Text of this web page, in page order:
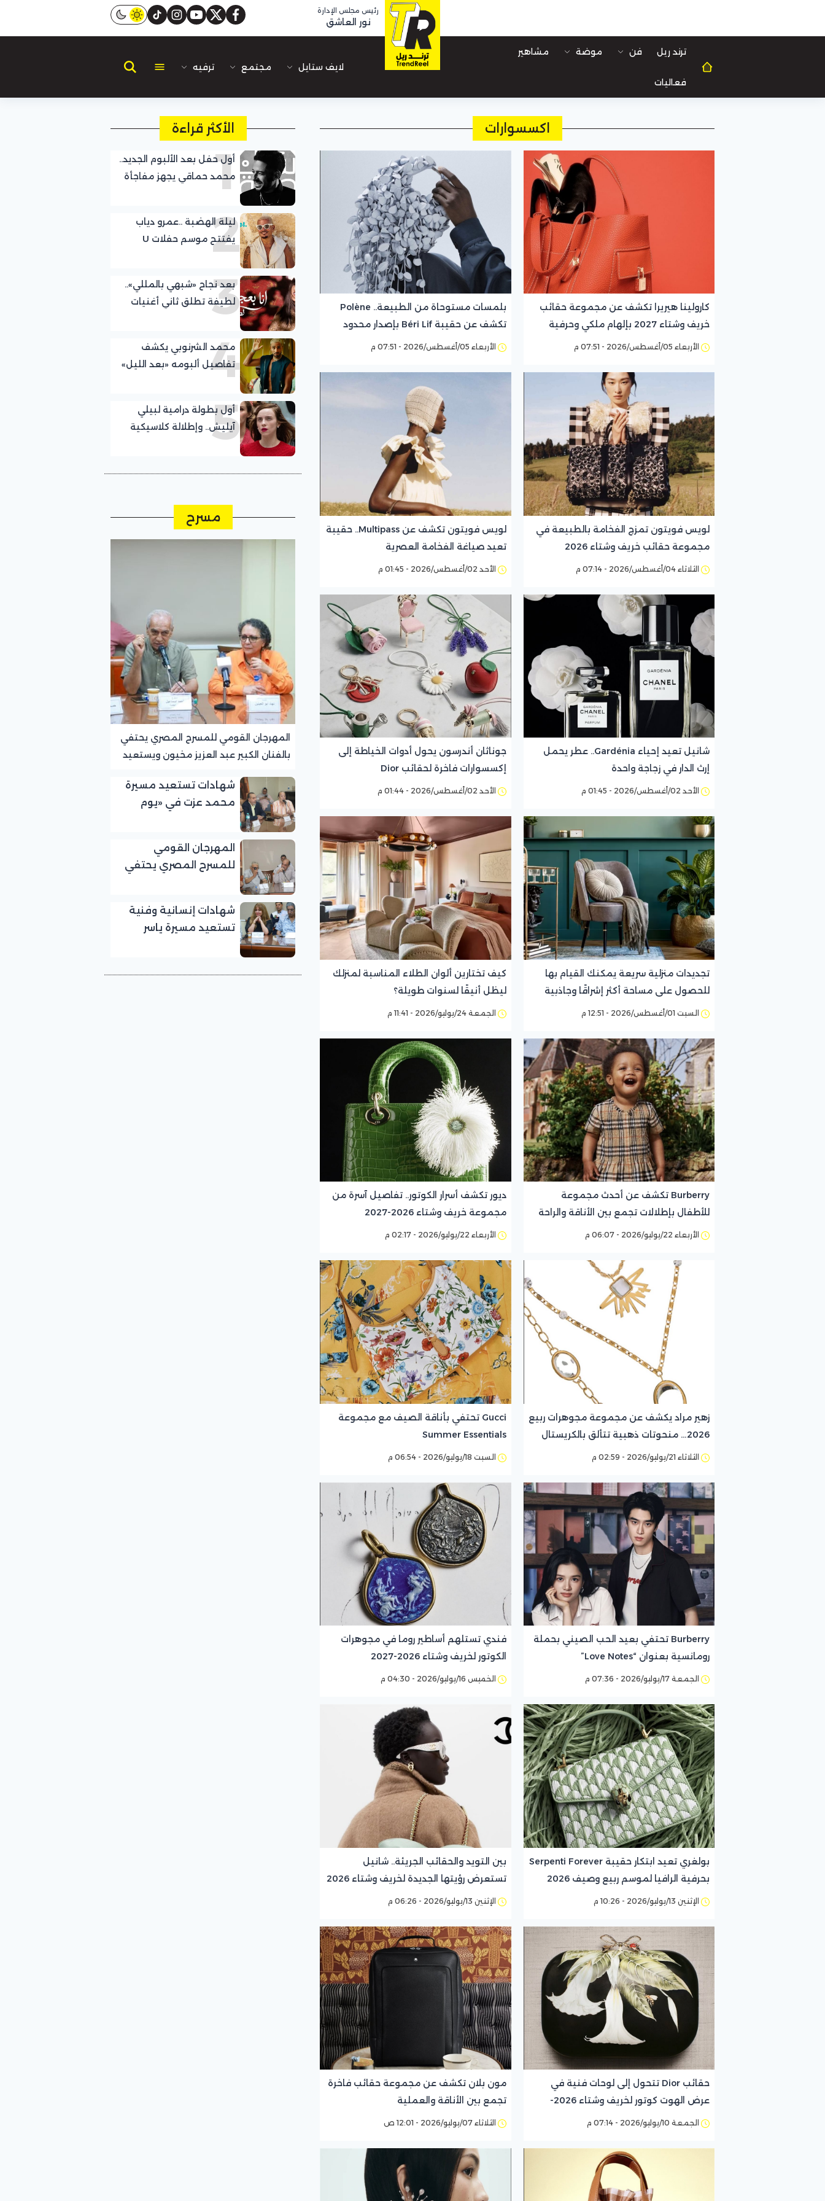
رئيس مجلس الإدارة
نور العاشق facebook
twitter
youtube
instagram
tiktok
ترند ريل فن موضة مشاهير
فعاليات
لايف ستايل مجتمع ترفيه
اكسسوارات
كارولينا هيريرا تكشف عن مجموعة حقائب
خريف وشتاء 2027 بإلهام ملكي وحرفية
إسبانية
الأربعاء 05/أغسطس/2026 - 07:51 م
بلمسات مستوحاة من الطبيعة.. Polène
تكشف عن حقيبة Béri Lif بإصدار محدود
الأربعاء 05/أغسطس/2026 - 07:51 م
لويس فويتون تمزج الفخامة بالطبيعة في
مجموعة حقائب خريف وشتاء 2026
الثلاثاء 04/أغسطس/2026 - 07:14 م
لويس فويتون تكشف عن Multipass.. حقيبة
تعيد صياغة الفخامة العصرية
الأحد 02/أغسطس/2026 - 01:45 م
شانيل تعيد إحياء Gardénia.. عطر يحمل
إرث الدار في زجاجة واحدة
الأحد 02/أغسطس/2026 - 01:45 م
جوناثان أندرسون يحول أدوات الخياطة إلى
إكسسوارات فاخرة لحقائب Dior
الأحد 02/أغسطس/2026 - 01:44 م
تجديدات منزلية سريعة يمكنك القيام بها
للحصول على مساحة أكثر إشراقًا وجاذبية
السبت 01/أغسطس/2026 - 12:51 م
كيف تختارين ألوان الطلاء المناسبة لمنزلك
ليظل أنيقًا لسنوات طويلة؟
الجمعة 24/يوليو/2026 - 11:41 م
Burberry تكشف عن أحدث مجموعة
للأطفال بإطلالات تجمع بين الأناقة والراحة
الأربعاء 22/يوليو/2026 - 06:07 م
ديور تكشف أسرار الكوتور.. تفاصيل آسرة من
مجموعة خريف وشتاء 2026-2027
الأربعاء 22/يوليو/2026 - 02:17 م
زهير مراد يكشف عن مجموعة مجوهرات ربيع
2026… منحوتات ذهبية تتألق بالكريستال
الثلاثاء 21/يوليو/2026 - 02:59 م
Gucci تحتفي بأناقة الصيف مع مجموعة
Summer Essentials
السبت 18/يوليو/2026 - 06:54 م
Burberry تحتفي بعيد الحب الصيني بحملة
رومانسية بعنوان “Love Notes”
الجمعة 17/يوليو/2026 - 07:36 م
فندي تستلهم أساطير روما في مجوهرات
الكوتور لخريف وشتاء 2026-2027
الخميس 16/يوليو/2026 - 04:30 م
بولغري تعيد ابتكار حقيبة Serpenti Forever
بحرفية الرافيا لموسم ربيع وصيف 2026
الإثنين 13/يوليو/2026 - 10:26 م
بين التويد والحقائب الجريئة.. شانيل
تستعرض رؤيتها الجديدة لخريف وشتاء 2026
الإثنين 13/يوليو/2026 - 06:26 م
حقائب Dior تتحول إلى لوحات فنية في
عرض الهوت كوتور لخريف وشتاء 2026-
2027الجمعة 10/يوليو/2026 - 07:14 م
مون بلان تكشف عن مجموعة حقائب فاخرة
تجمع بين الأناقة والعملية
الثلاثاء 07/يوليو/2026 - 12:01 ص
الأكثر قراءة
1
أول حفل بعد الألبوم الجديد..
محمد حماقي يجهز مفاجأة
2
ليلة الهضبة ..عمرو دياب
يفتتح موسم حفلات U
3
بعد نجاح «شبهي بالمللي»..
لطيفة تطلق ثاني أغنيات
4
محمد الشرنوبي يكشف
تفاصيل ألبومه «بعد الليل»
5
أول بطولة درامية لبيلي
آيليش.. وإطلالة كلاسيكية
مسرح
المهرجان القومي للمسرح المصري يحتفي
بالفنان الكبير عبد العزيز مخيون ويستعيد
شهادات تستعيد مسيرة
محمد عزت في «يوم
للمسرح المصري
المهرجان القومي
للمسرح المصري يحتفي
لرموز المسرح»
شهادات إنسانية وفنية
تستعيد مسيرة ياسر